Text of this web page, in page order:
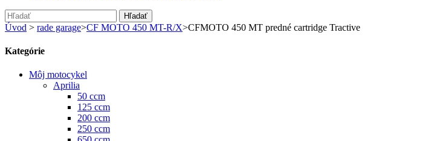
Hľadať
Úvod > rade garage>CF MOTO 450 MT-R/X>CFMOTO 450 MT predné cartridge Tractive
Kategórie
Môj motocykel
Aprilia
50 ccm
125 ccm
200 ccm
250 ccm